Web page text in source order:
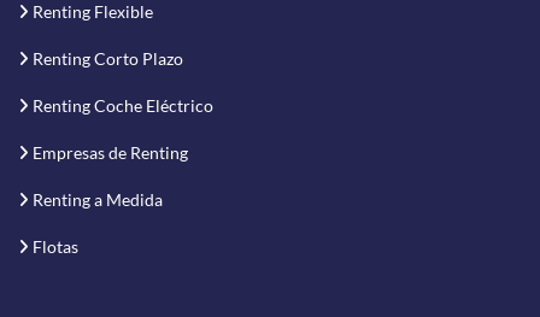
Renting Flexible
Renting Corto Plazo
Renting Coche Eléctrico
Empresas de Renting
Renting a Medida
Flotas